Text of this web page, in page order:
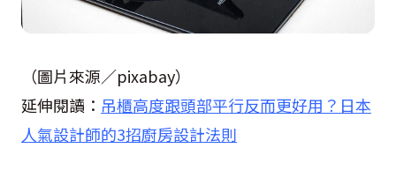
（圖片來源／pixabay）
延伸閱讀： 吊櫃高度跟頭部平行反而更好用？日本
人氣設計師的3招廚房設計法則